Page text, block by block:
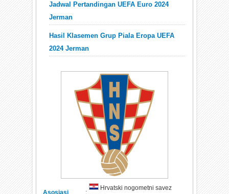
Jadwal Pertandingan UEFA Euro 2024
Jerman
Hasil Klasemen Grup Piala Eropa UEFA
2024 Jerman
Asosiasi :
Hrvatski nogometni savez